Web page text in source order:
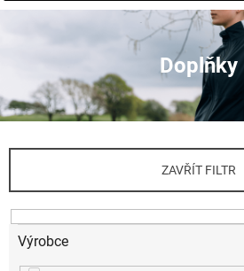
Doplňky
ZAVŘÍT FILTR
Výrobce